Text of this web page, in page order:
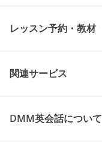
レッスン予約・教材
関連サービス
DMM英会話について